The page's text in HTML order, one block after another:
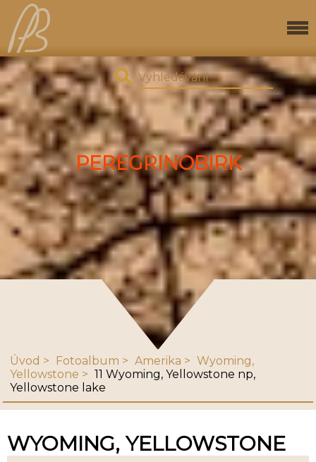
PEREGRINOBIRK
Úvod Fotoalbum Amerika
Wyoming,
Yellowstone
11 Wyoming, Yellowstone np,
Yellowstone lake
WYOMING, YELLOWSTONE